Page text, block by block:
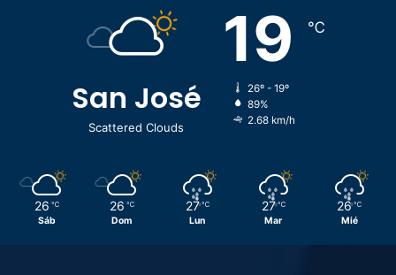
San José
Scattered Clouds
19 ℃
26º - 19º
89%
2.68 km/h
26 ℃
Sáb
26 ℃
Dom
27 ℃
Lun
27 ℃
Mar
26 ℃
Mié